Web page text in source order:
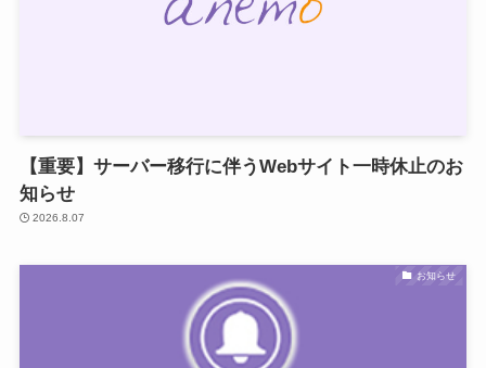
【重要】サーバー移行に伴うWebサイト一時休止のお
知らせ
2026.8.07
お知らせ